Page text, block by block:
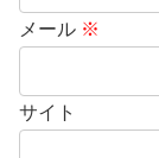
メール ※
サイト